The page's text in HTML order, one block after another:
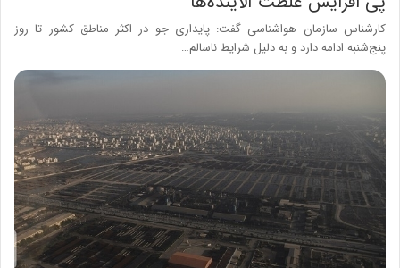
کارشناس سازمان هواشناسی گفت: پایداری جو در اکثر مناطق کشور تا روز
پنج‌شنبه ادامه دارد و به دلیل شرایط ناسالم…